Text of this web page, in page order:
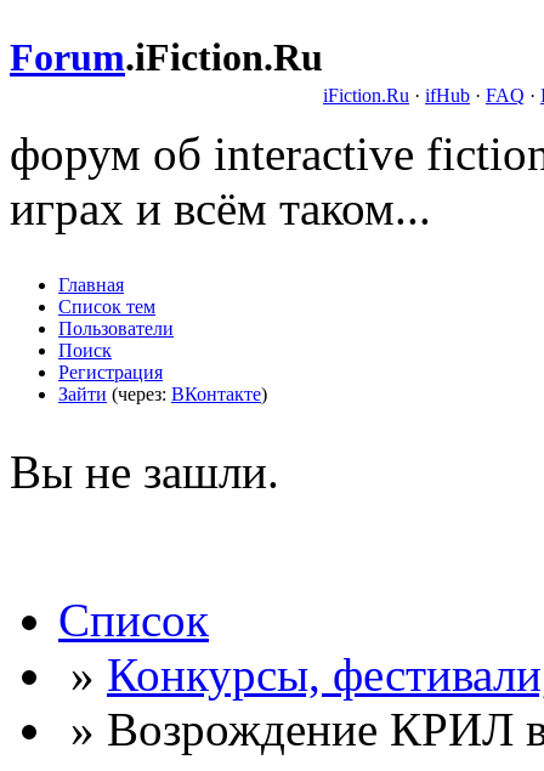
Forum.iFiction.Ru
iFiction.Ru · ifHub · FAQ ·
форум об interactive
играх и всём таком...
Главная
Список тем
Пользователи
Поиск
Регистрация
Зайти (через: ВКонтакте)
Вы не зашли.
Список
» Конкурсы,
» Возрождение КРИЛ